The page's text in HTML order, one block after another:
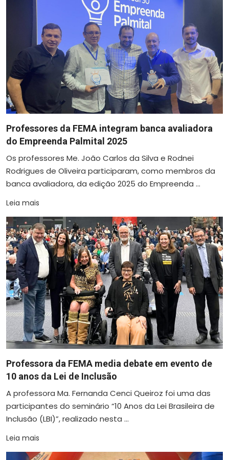
Professores da FEMA integram banca avaliadora
do Empreenda Palmital 2025
Os professores Me. João Carlos da Silva e Rodnei
Rodrigues de Oliveira participaram, como membros da
banca avaliadora, da edição 2025 do Empreenda ...
Leia mais
Professora da FEMA media debate em evento de
10 anos da Lei de Inclusão
A professora Ma. Fernanda Cenci Queiroz foi uma das
participantes do seminário “10 Anos da Lei Brasileira de
Inclusão (LBI)”, realizado nesta ...
Leia mais